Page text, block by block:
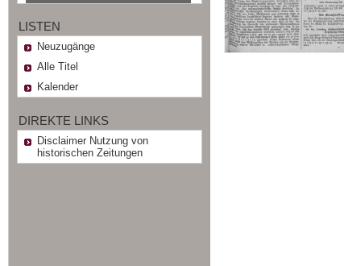
LISTEN
Neuzugänge
Alle Titel
Kalender
DIREKTE LINKS
Disclaimer Nutzung von
historischen Zeitungen